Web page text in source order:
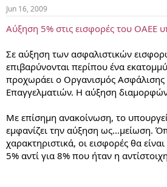
t
a
e
r
t
e
Jun 16, 2009
Αύξηση 5% στις εισφορές του ΟΑΕΕ
Σε αύξηση των ασφαλιστικών
επιβαρύνονται περίπου ένα
προχωράει ο Οργανισμός
Επαγγελματιών. Η αύξηση
Με επίσημη ανακοίνωση, το
εμφανίζει την αύξηση ως...μείωση.
χαρακτηριστικά, οι εισφορές θα
5% αντί για 8% που ήταν η